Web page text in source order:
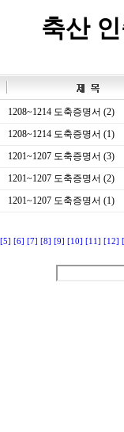
축산
1208~1214 도축증명서 (2)
1208~1214 도축증명서 (1)
1201~1207 도축증명서 (3)
1201~1207 도축증명서 (2)
1201~1207 도축증명서 (1)
[5] [6] [7] [8] [9] [10] [11] [12]